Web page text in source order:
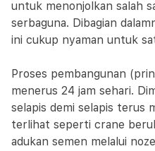
untuk menonjolkan salah
serbaguna. Dibagian
ini cukup nyaman untuk
Proses pembangunan
menerus 24 jam sehari.
selapis demi selapis terus
terlihat seperti crane
adukan semen melalui